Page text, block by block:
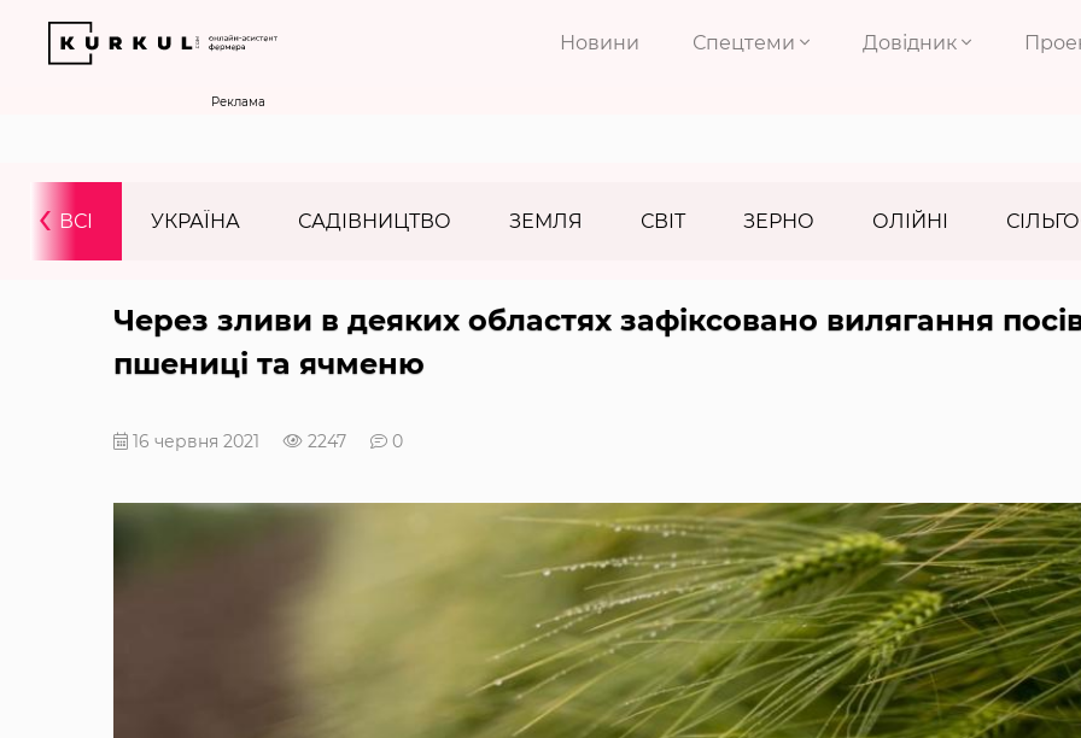
Новини Спецтеми Довідник
Реклама
ВСІ УКРАЇНА САДІВНИЦТВО ЗЕМЛЯ СВІТ ЗЕРНО ОЛІЙНІ
‹
Через зливи в деяких областях зафіксовано вилягання
пшениці та ячменю
16 червня 2021 2247 0